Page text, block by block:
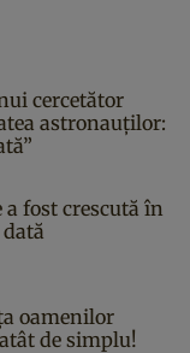
cercetător
astronauților:
fost crescută în
oamenilor
de simplu!